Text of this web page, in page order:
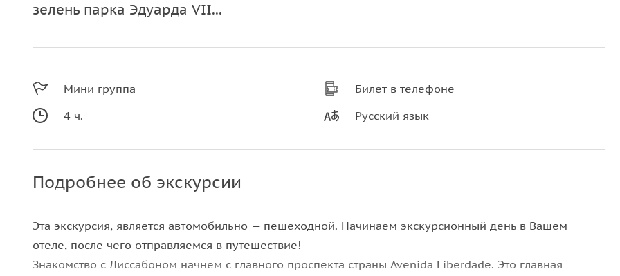
зелень парка Эдуарда VII...
Мини группа
4 ч.
Билет в телефоне
Русский язык
Подробнее об экскурсии
Эта экскурсия, является автомобильно — пешеходной. Начинаем экскурсионный день в Вашем
отеле, после чего отправляемся в путешествие!
Знакомство с Лиссабоном начнем с главного проспекта страны Avenida Liberdade. Это главная